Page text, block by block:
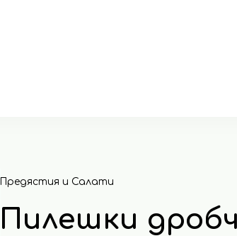
Предястия и Салати
Пилешки